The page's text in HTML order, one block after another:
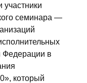
семинара —
Федерации в
который